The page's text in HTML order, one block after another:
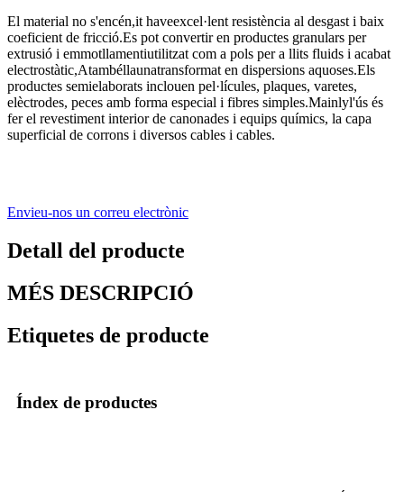
El material no s'encén,ithaveexcel·lent resistència al desgast i baix
coeficient de fricció.Es pot convertir en productes granulars per
extrusió i emmotllamentiutilitzat com a pols per a llits fluids i acabat
electrostàtic,Atambéllaunatransformat en dispersions aquoses.Els
productes semielaborats inclouen pel·lícules, plaques, varetes,
elèctrodes, peces amb forma especial i fibres simples.Mainlyl'ús és
fer el revestiment interior de canonades i equips químics, la capa
superficial de corrons i diversos cables i cables.
Envieu-nos un correu electrònic
Detall del producte
MÉS DESCRIPCIÓ
Etiquetes de producte
Índex de productes